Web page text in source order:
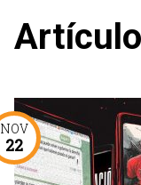
NOV
22